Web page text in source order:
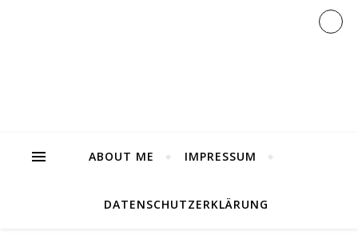
ABOUT ME IMPRESSUM
DATENSCHUTZERKLÄRUNG